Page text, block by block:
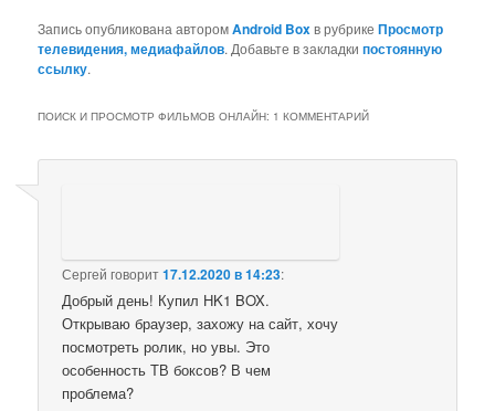
Запись опубликована авторомAndroid Boxв рубрикеПросмотр
телевидения, медиафайлов. Добавьте в закладкипостоянную
ссылку.
ПОИСК И ПРОСМОТР ФИЛЬМОВ ОНЛАЙН: 1 КОММЕНТАРИЙ
Сергей говорит17.12.2020 в 14:23:
Добрый день! Купил HK1 BOX.
Открываю браузер, захожу на сайт, хочу
посмотреть ролик, но увы. Это
особенность ТВ боксов? В чем
проблема?